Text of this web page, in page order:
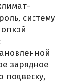
систему
зарядное
подвеску,